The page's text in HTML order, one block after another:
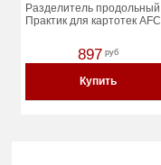
Разделитель продольный
Практик для картотек AFC
897 руб
Купить